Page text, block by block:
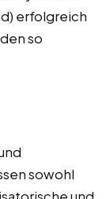
erfolgreich
so
sowohl